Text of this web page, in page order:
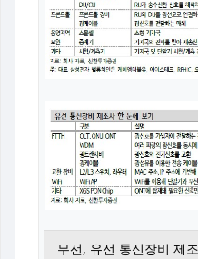
무선, 유선 통신장비 제